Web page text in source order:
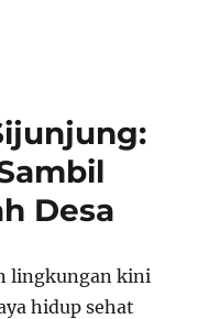
Desa
lingkungan kini
hidup sehat